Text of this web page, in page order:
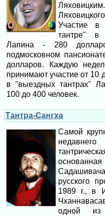
Участие в
тантре" в
Лапина - 280
подмосковном
долларов. Каждую
принимают участие от 10
в "выездных тантрах"
100 до 400 человек.
Тантра-Сангха
Самой
русского
1989 г., в
одной из